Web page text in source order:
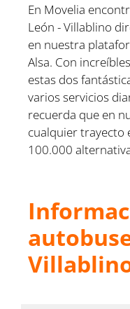
En Movelia
León - Villablino
en nuestra
Alsa. Con
estas dos
varios servicios
recuerda que en
cualquier trayecto
100.000